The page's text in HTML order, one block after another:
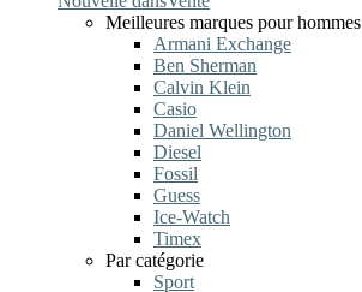
Meilleures marques pour hommes
Armani Exchange
Ben Sherman
Calvin Klein
Casio
Daniel Wellington
Diesel
Fossil
Guess
Ice-Watch
Timex
Par catégorie
Sport